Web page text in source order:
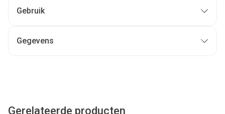
Gebruik
Gegevens
Gerelateerde producten